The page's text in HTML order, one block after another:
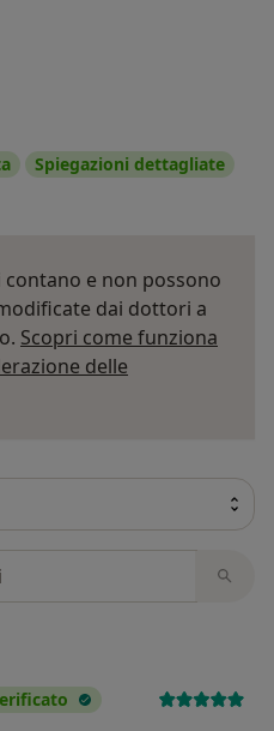
Spiegazioni dettagliate
e non possono
dai dottori a
Scopri come funziona
delle